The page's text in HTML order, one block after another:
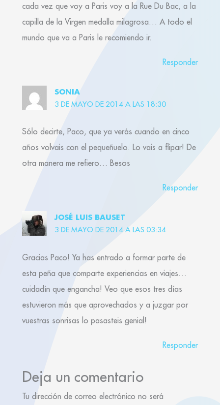
cada vez que voy a Paris voy a la Rue Du Bac, a la
capilla de la Virgen medalla milagrosa… A todo el
mundo que va a Paris le recomiendo ir.
Responder
SONIA
3 DE MAYO DE 2014 A LAS 18:30
Sólo decirte, Paco, que ya verás cuando en cinco
años volvais con el pequeñuelo. Lo vais a flipar! De
otra manera me refiero… Besos
Responder
JOSÉ LUIS BAUSET
3 DE MAYO DE 2014 A LAS 03:34
Gracias Paco! Ya has entrado a formar parte de
esta peña que comparte experiencias en viajes…
cuidadín que engancha! Veo que esos tres días
estuvieron más que aprovechados y a juzgar por
vuestras sonrisas lo pasasteis genial!
Responder
Deja un comentario
Tu dirección de correo electrónico no será